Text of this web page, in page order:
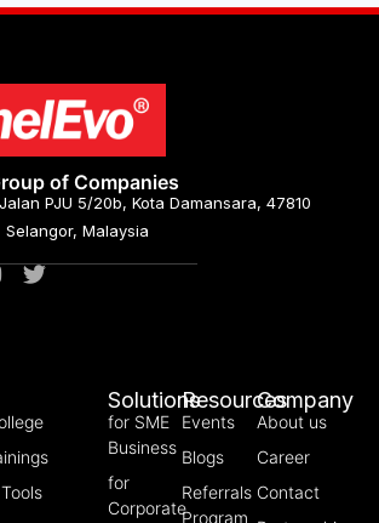
of Companies
PJU 5/20b, Kota Damansara, 47810
Malaysia
Solutions
for SME
Business
for
Corporate
Resources
Events
Blogs
Referrals
Program
Company
About us
Career
Contact